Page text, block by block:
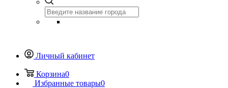
Личный кабинет
Корзина0
Избранные товары0